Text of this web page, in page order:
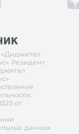
Резидент
от
данных